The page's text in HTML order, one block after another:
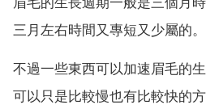
三月左右時間又專短又少屬的。
不過一些東西可以加速眉毛的
可以只是比較慢也有比較快的